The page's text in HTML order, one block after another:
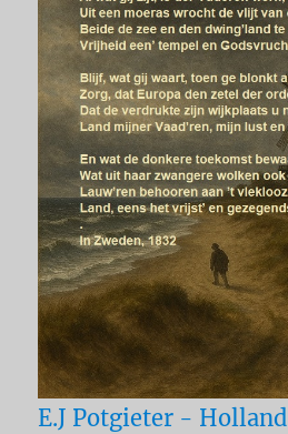
E.J Potgieter - Holland